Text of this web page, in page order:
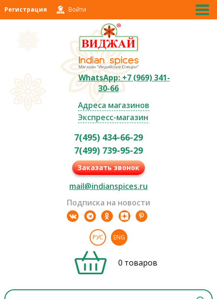
Регистрация Войти
WhatsApp: +7 (969) 341-
30-66
Адреса магазинов
Экспресс-магазин
7(495) 434-66-29
7(499) 739-95-29
Заказать звонок
mail@indianspices.ru
Подписка на новости
РУС ENG
0 товаров